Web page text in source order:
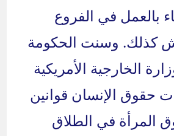
بالعمل في الفروع
كذلك. وسنت الحكومة
الخارجية الأمريكية
حقوق الإنسان قوانين
المرأة في الطلاق